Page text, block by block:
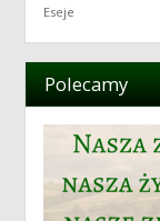
Eseje
Polecamy